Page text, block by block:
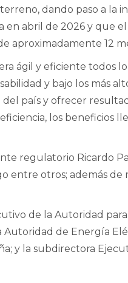
dando paso a la
en abril de 2026 y que
aproximadamente 12
ágil y eficiente todos
y bajo los más
país y ofrecer
los beneficios
regulatorio Ricardo
entre otros; además de
de la Autoridad para
Autoridad de Energía
y la subdirectora